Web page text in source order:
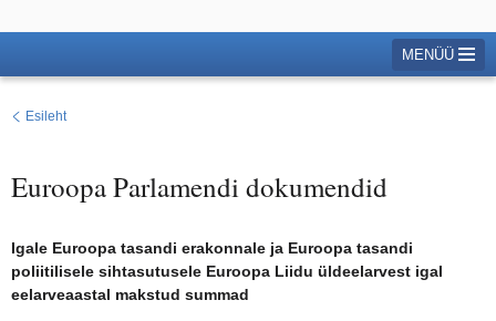
MENÜÜ
Esileht
Euroopa Parlamendi dokumendid
Igale Euroopa tasandi erakonnale ja Euroopa tasandi
poliitilisele sihtasutusele Euroopa Liidu üldeelarvest igal
eelarveaastal makstud summad